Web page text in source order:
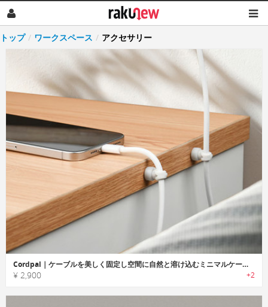
トップ / ワークスペース / アクセサリー
Cordpal｜ケーブルを美しく固定し空間に自然と溶け込むミニマルケーブルホルダー
¥ 2,900 +2